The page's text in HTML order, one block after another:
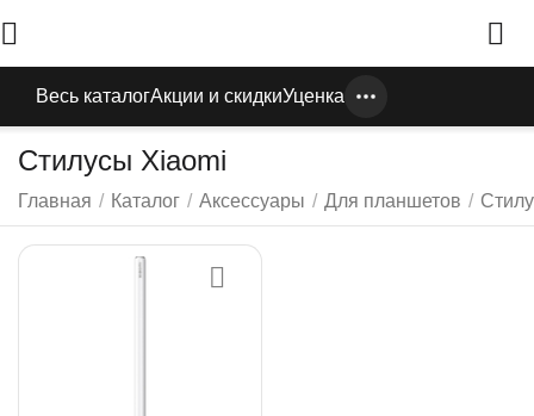
Весь каталогАкции и скидкиУценка
Стилусы Xiaomi
Главная / Каталог / Аксессуары / Для планшетов /